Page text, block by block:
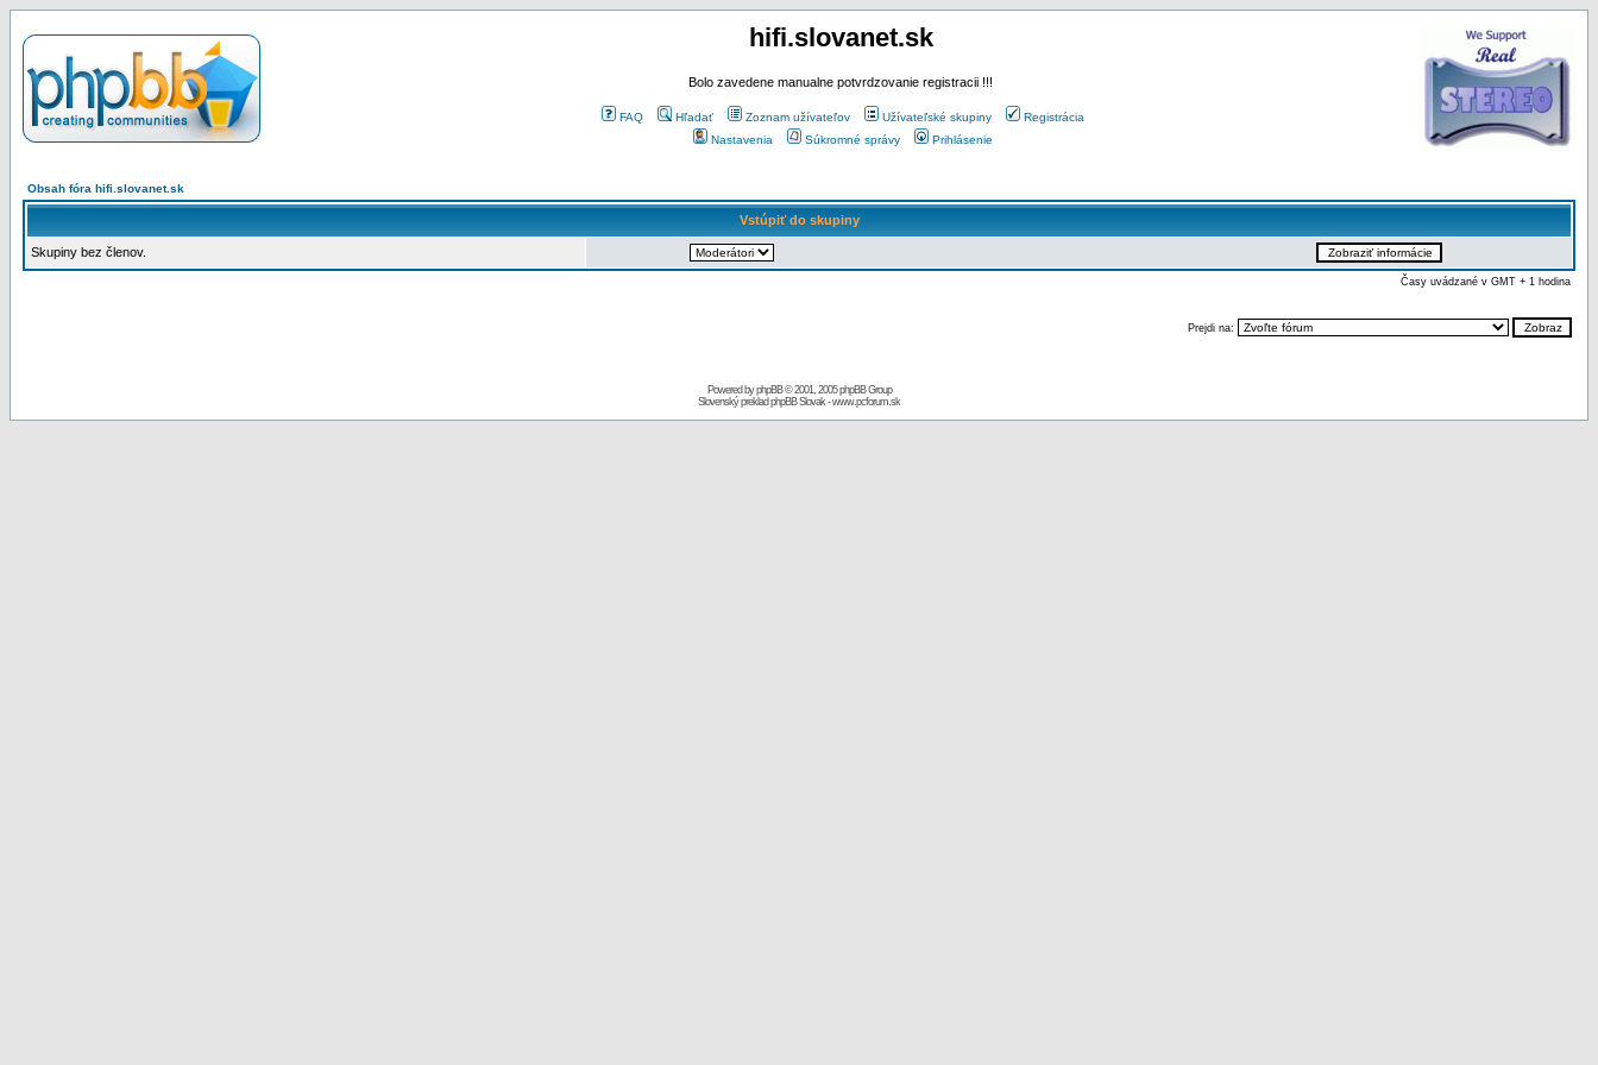
hifi.slovanet.sk
Bolo zavedene manualne potvrdzovanie registracii !!!
FAQ Hľadať Zoznam užívateľov Užívateľské skupiny
Registrácia
Nastavenia
Súkromné správy Prihlásenie
Obsah fóra hifi.slovanet.sk
Vstúpiť do skupiny
Skupiny bez členov.
Časy uvádzané v GMT + 1 hodina
Prejdi na:
Powered byphpBB© 2001, 2005 phpBB Group
Slovenský preklad phpBB Slovak-www.pcforum.sk